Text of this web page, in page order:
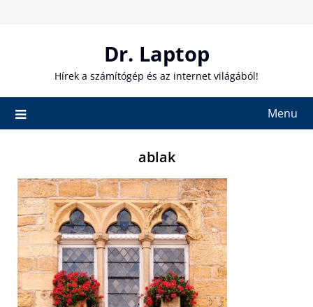
Dr. Laptop
Hírek a számítógép és az internet világából!
Menu
ablak